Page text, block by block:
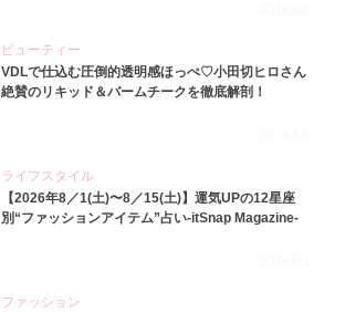
ビューティー
VDLで仕込む圧倒的透明感ほっぺ♡小田切ヒロさん
絶賛のリキッド＆バームチークを徹底解剖！
ライフスタイル
【2026年8／1(土)〜8／15(土)】運気UPの12星座
別“ファッションアイテム”占い-itSnap Magazine-
ファッション